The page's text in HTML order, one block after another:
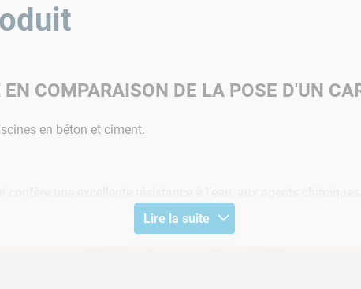
COMPARAISON DE LA POSE D'UN
en béton et ciment.
afin d'obtenir la bonne texture pour votre peinture !
Lire la suite